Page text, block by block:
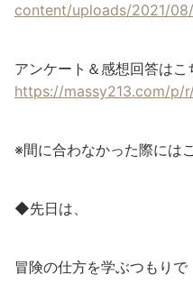
content/uploads/2021/
アンケート＆感想回答はこ
https://massy213.com/p/
※間に合わなかった際には
◆先日は、
冒険の仕方を学ぶつもりで